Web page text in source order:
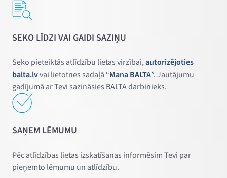
SEKO LĪDZI VAI GAIDI SAZIŅU
Seko pieteiktās atlīdzību lietas virzībai,autorizējoties
balta.lvvai lietotnes sadaļā “Mana BALTA”. Jautājumu
gadījumā ar Tevi sazināsies BALTA darbinieks.
SAŅEM LĒMUMU
Pēc atlīdzības lietas izskatīšanas informēsim Tevi par
pieņemto lēmumu un atlīdzību.